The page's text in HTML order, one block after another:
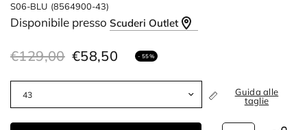
S06-BLU (8564900-43)
Disponibile pressoScuderi Outlet
€129,00 €58,50 - 55%
Guida alle
taglie